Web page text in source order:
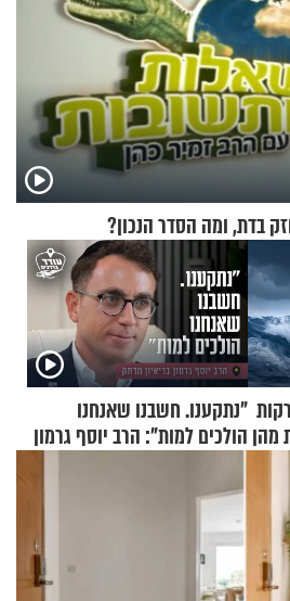
בדת, ומה הסדר הנכון?
מהן
"נתקענו. חשבנו שאנחנו
הולכים למות": הרב יוסף גרמון